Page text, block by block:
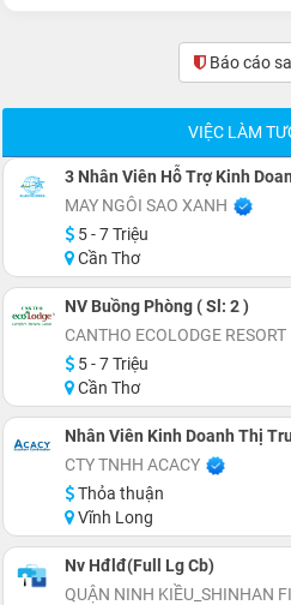
Báo cáo sai
VIỆC LÀM
3 Nhân Viên Hỗ Trợ Kinh
MAY NGÔI SAO XANH
5 - 7 Triệu
Cần Thơ
NV Buồng Phòng ( Sl: 2 )
CANTHO ECOLODGE RESORT
5 - 7 Triệu
Cần Thơ
Nhân Viên Kinh Doanh Thị
CTY TNHH ACACY
Thỏa thuận
Vĩnh Long
Nv Hđlđ(Full Lg Cb)
QUẬN NINH KIỀU_SHINHAN